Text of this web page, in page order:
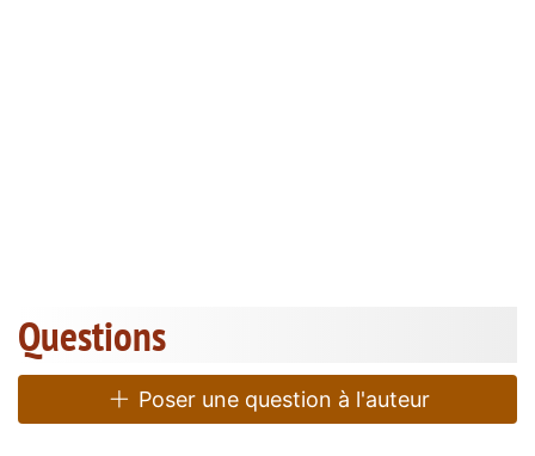
Questions
Poser une question à l'auteur